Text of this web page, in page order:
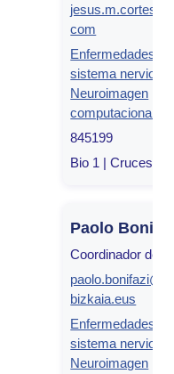
com
Enfermedades
sistema nervioso
Neuroimagen
computacional
845199
Bio 1 | Cruces,
Paolo
Coordinador de
bizkaia.eus
Enfermedades
sistema nervioso
Neuroimagen